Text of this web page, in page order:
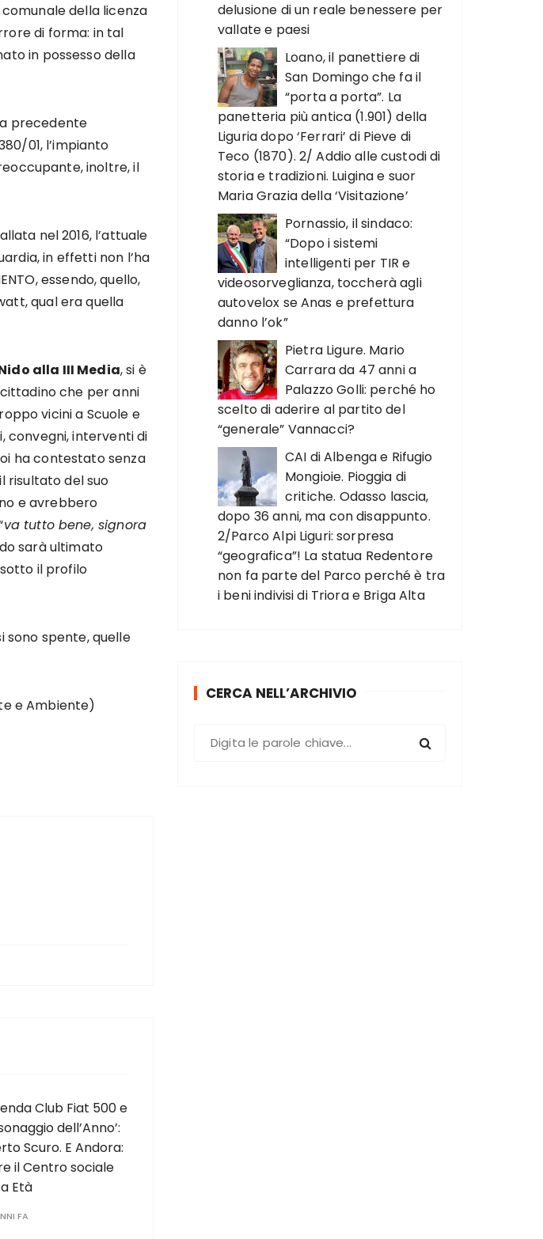
della licenza
di forma: in tal
in possesso della
precedente
01, l’impianto
inoltre, il
nel 2016, l’attuale
in effetti non l’ha
essendo, quello,
qual era quella
alla III Media, si è
che per anni
vicini a Scuole e
convegni, interventi di
ha contestato senza
risultato del suo
e avrebbero
va tutto bene, signora
sarà ultimato
il profilo
sono spente, quelle
e Ambiente)
Club Fiat 500 e
dell’Anno’:
Scuro. E Andora:
il Centro sociale
Età
FA
delusione di un reale benessere per
vallate e paesi
Loano, il panettiere di
San Domingo che fa il
“porta a porta”. La
panetteria più antica (1.901) della
Liguria dopo ‘Ferrari’ di Pieve di
Teco (1870). 2/ Addio alle custodi di
storia e tradizioni. Luigina e suor
Maria Grazia della ‘Visitazione’
Pornassio, il sindaco:
“Dopo i sistemi
intelligenti per TIR e
videosorveglianza, toccherà agli
autovelox se Anas e prefettura
danno l’ok”
Pietra Ligure. Mario
Carrara da 47 anni a
Palazzo Golli: perché ho
scelto di aderire al partito del
“generale” Vannacci?
CAI di Albenga e Rifugio
Mongioie. Pioggia di
critiche. Odasso lascia,
dopo 36 anni, ma con disappunto.
2/Parco Alpi Liguri: sorpresa
“geografica”! La statua Redentore
non fa parte del Parco perché è tra
i beni indivisi di Triora e Briga Alta
CERCA NELL’ARCHIVIO